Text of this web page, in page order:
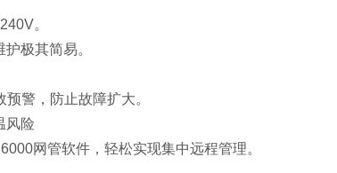
。
极其简易。
警，防止故障扩大。
风险
网管软件，轻松实现集中远程管理。